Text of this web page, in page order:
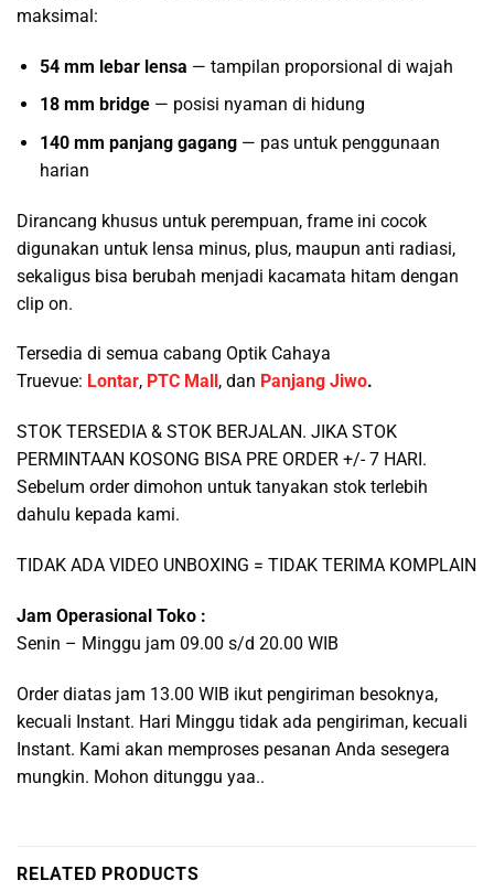
maksimal:
54 mm lebar lensa — tampilan proporsional di wajah
18 mm bridge— posisi nyaman di hidung
140 mm panjang gagang— pas untuk penggunaan
harian
Dirancang khusus untuk perempuan, frame ini cocok
digunakan untuk lensa minus, plus, maupun anti radiasi,
sekaligus bisa berubah menjadi kacamata hitam dengan
clip on.
Tersedia di semua cabang Optik Cahaya
Truevue: Lontar, PTC Mall , dan Panjang Jiwo.
STOK TERSEDIA & STOK BERJALAN. JIKA STOK
PERMINTAAN KOSONG BISA PRE ORDER +/- 7 HARI.
Sebelum order dimohon untuk tanyakan stok terlebih
dahulu kepada kami.
TIDAK ADA VIDEO UNBOXING = TIDAK TERIMA KOMPLAIN
Jam Operasional Toko :
Senin – Minggu jam 09.00 s/d 20.00 WIB
Order diatas jam 13.00 WIB ikut pengiriman besoknya,
kecuali Instant. Hari Minggu tidak ada pengiriman, kecuali
Instant. Kami akan memproses pesanan Anda sesegera
mungkin. Mohon ditunggu yaa..
RELATED PRODUCTS